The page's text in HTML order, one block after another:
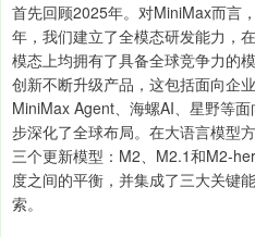
首先回顾2025年。对MiniMax而言
年，我们建立了全模态研发能力，
模态上均拥有了具备全球竞争力的
创新不断升级产品，这包括面向企
MiniMax Agent、海螺AI、星野等
步深化了全球布局。在大语言模型
三个更新模型：M2、M2.1和M2-
度之间的平衡，并集成了三大关键
索。